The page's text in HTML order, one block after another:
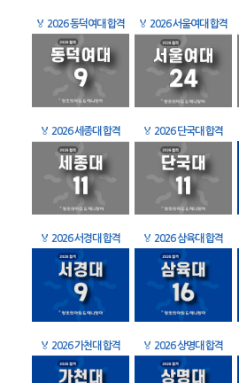
🏅 2026 동덕여대 합격 🏅 2026 서울여대 합격
🏅 2026 세종대 합격 🏅 2026 단국대 합격
🏅 2026 서경대 합격 🏅 2026 삼육대 합격
🏅 2026 가천대 합격 🏅 2026 상명대 합격